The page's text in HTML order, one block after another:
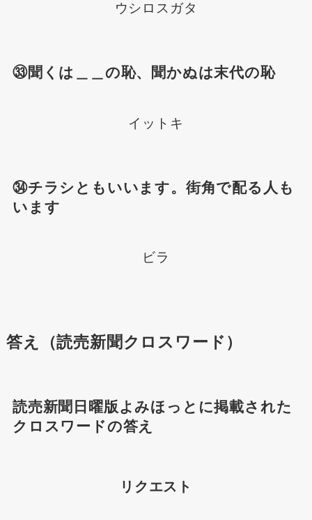
ウシロスガタ
㉝聞くは＿＿の恥、聞かぬは末代の恥
イットキ
㉞チラシともいいます。街角で配る人も
います
ビラ
答え（読売新聞クロスワード）
読売新聞日曜版よみほっとに掲載された
クロスワードの答え
リクエスト